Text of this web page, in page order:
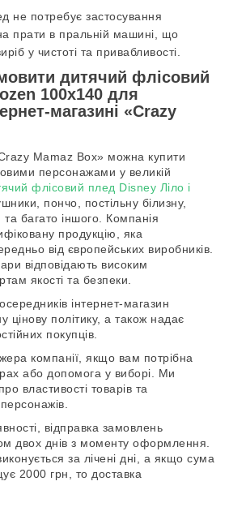
не потребує застосування
прати в пральній машині, що
у чистоті та привабливості.
дитячий флісовий
100х140 для
магазині «Crazy
Mamaz Box» можна купити
персонажами у великій
флісовий плед Disney Ліло і
пончо, постільну білизну,
багато іншого. Компанія
продукцію, яка
від європейських виробників.
відповідають високим
якості та безпеки.
інтернет-магазин
цінову політику, а також надає
покупців.
компанії, якщо вам потрібна
або допомога у виборі. Ми
властивості товарів та
відправка замовлень
двох днів з моменту оформлення.
за лічені дні, а якщо сума
2000 грн, то доставка